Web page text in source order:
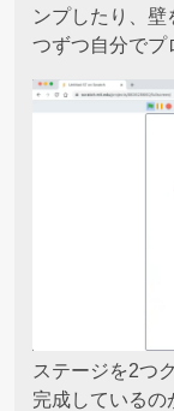
ンプしたり、
つずつ自分でプ
ステージを2つ
完成しているの